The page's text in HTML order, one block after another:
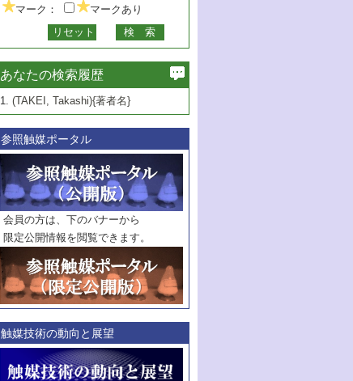
マーク：
マークあり
あなたの検索履歴
1. (TAKEI, Takashi){著者名}
参照触媒ポータル
会員の方は、下のバナーから
限定公開情報を閲覧できます。
触媒技術の動向と展望